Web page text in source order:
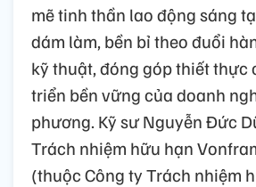
mẽ tinh thần lao động sáng
dám làm, bền bỉ theo đuổi
kỹ thuật, đóng góp thiết thực
triển bền vững của doanh
phương. Kỹ sư Nguyễn Đức
Trách nhiệm hữu hạn
(thuộc Công ty Trách nhiệm